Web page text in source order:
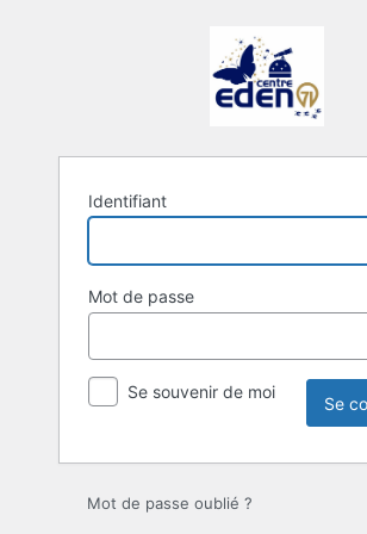
Identifiant
Mot de passe
Se souvenir de moi
Mot de passe oublié ?